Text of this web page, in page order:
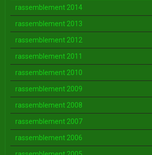
rassemblement 2014
rassemblement 2013
rassemblement 2012
rassemblement 2011
rassemblement 2010
rassemblement 2009
rassemblement 2008
rassemblement 2007
rassemblement 2006